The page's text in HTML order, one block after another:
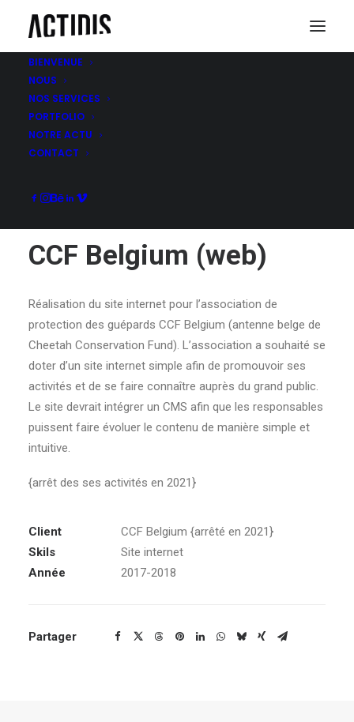
BIENVENUE
NOUS
NOS SERVICES
PORTFOLIO
NOTRE ACTU
CONTACT
CCF BELGIUM (WEB)
CCF Belgium (web)
Réalisation du site internet pour l’association de
protection des guépards CCF Belgium (antenne belge de
Cheetah Conservation Fund). L’association a souhaité se
doter d’un site internet simple afin de promouvoir ses
activités et de se faire connaître auprès du grand public.
Le site devrait intégrer un CMS afin que les responsables
puissent faire évoluer le contenu de manière simple et
intuitive.
{arrêt des ses activités en 2021}
Client
CCF Belgium {arrêté en 2021}
Skils
Site internet
Année
2017-2018
Partager